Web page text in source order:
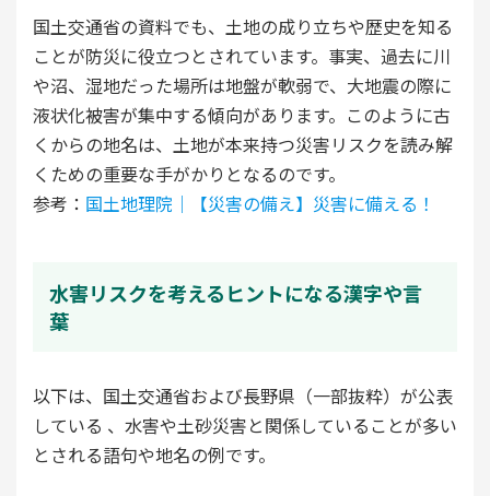
国土交通省の資料でも、土地の成り立ちや歴史を知る
ことが防災に役立つとされています。事実、過去に川
や沼、湿地だった場所は地盤が軟弱で、大地震の際に
液状化被害が集中する傾向があります。このように古
くからの地名は、土地が本来持つ災害リスクを読み解
くための重要な手がかりとなるのです。
参考： 国土地理院｜【災害の備え】災害に備える！
水害リスクを考えるヒントになる漢字や言
葉
以下は、国土交通省および長野県（一部抜粋）が公表
している 、水害や土砂災害と関係していることが多い
とされる語句や地名の例です。